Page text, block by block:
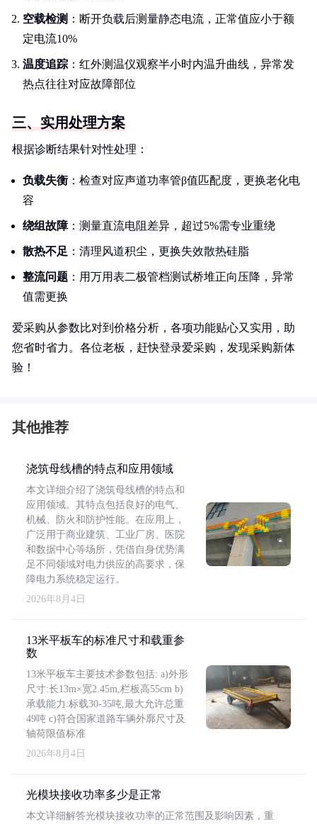
空载检测 ：断开负载后测量静态电流，正常值应小于额
定电流10%
温度追踪 ：红外测温仪观察半小时内温升曲线，异常发
热点往往对应故障部位
三、实用处理方案
根据诊断结果针对性处理：
负载失衡 ：检查对应声道功率管β值匹配度，更换老化电
容
绕组故障：测量直流电阻差异，超过5%需专业重绕
散热不足 ：清理风道积尘，更换失效散热硅脂
整流问题 ：用万用表二极管档测试桥堆正向压降，异常
值需更换
爱采购从参数比对到价格分析，各项功能贴心又实用，助
您省时省力。各位老板，赶快登录爱采购，发现采购新体
验！
其他推荐
浇筑母线槽的特点和应用领域
本文详细介绍了浇筑母线槽的特点和
应用领域。其特点包括良好的电气、
机械、防火和防护性能。在应用上，
广泛用于商业建筑、工业厂房、医院
和数据中心等场所，凭借自身优势满
足不同领域对电力供应的高要求，保
障电力系统稳定运行。
2026年8月4日
13米平板车的标准尺寸和载重参
数
13米平板车主要技术参数包括: a)外形
尺寸:长13m×宽2.45m,栏板高55cm b)
承载能力:标载30-35吨,最大允许总重
49吨 c)符合国家道路车辆外廓尺寸及
轴荷限值标准
2026年8月4日
光模块接收功率多少是正常
本文详细解答光模块接收功率的正常范围及影响因素，重